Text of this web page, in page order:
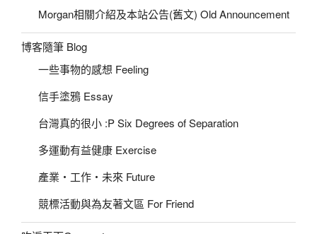
Morgan相關介紹及本站公告(舊文) Old Announcement
博客隨筆 Blog
一些事物的感想 Feeling
信手塗鴉 Essay
台灣真的很小 :P Six Degrees of Separation
多運動有益健康 Exercise
產業‧工作‧未來 Future
競標活動與為友著文區 For Friend